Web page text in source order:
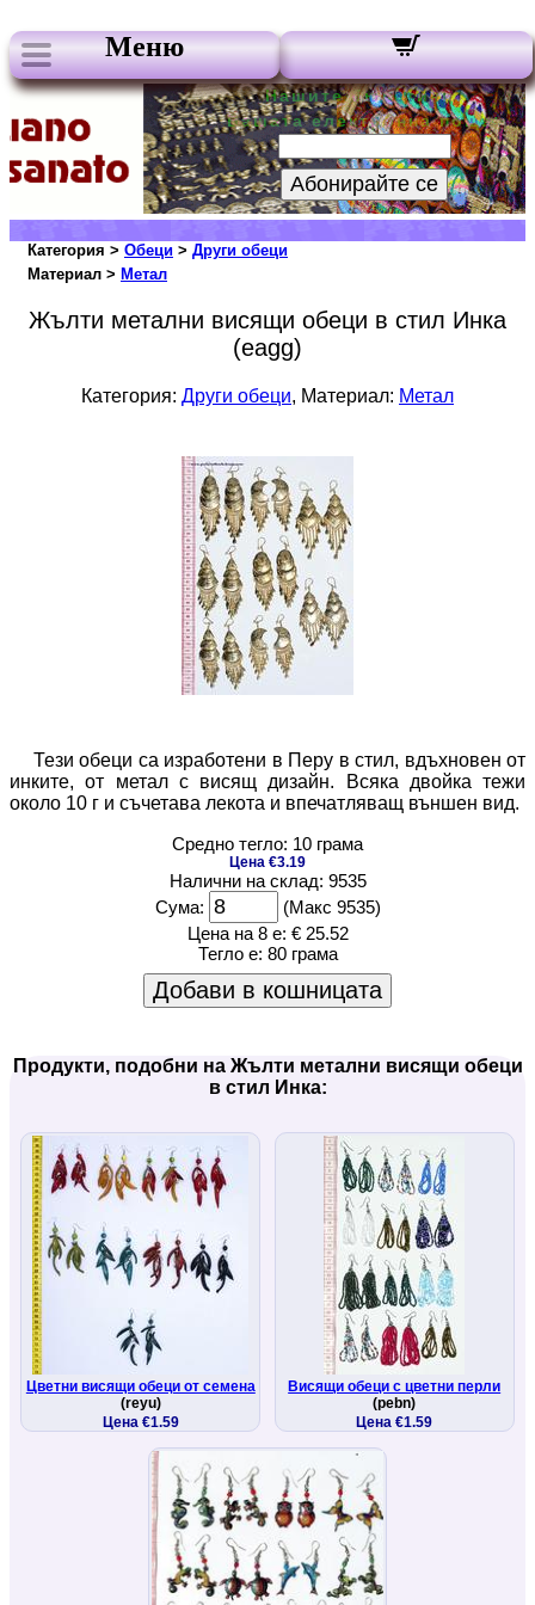
Меню
Нашите бюлетини:
Вашата електронна поща:
Абонирайте се
Категория > Обеци > Други обеци
Материал > Метал
Жълти метални висящи обеци в стил Инка
(eagg)
Категория: Други обеци, Материал: Метал
Тези обеци са изработени в Перу в стил, вдъхновен от
инките, от метал с висящ дизайн. Всяка двойка тежи
около 10 г и съчетава лекота и впечатляващ външен вид.
Средно тегло: 10 грама
Цена €3.19
Налични на склад: 9535
Сума:
(Макс 9535)
Цена на 8 е: € 25.52
Тегло е: 80 грама
Добави в кошницата
Продукти, подобни на Жълти метални висящи обеци
в стил Инка:
Цветни висящи обеци от семена
(reyu)
Цена €1.59
Висящи обеци с цветни перли
(pebn)
Цена €1.59